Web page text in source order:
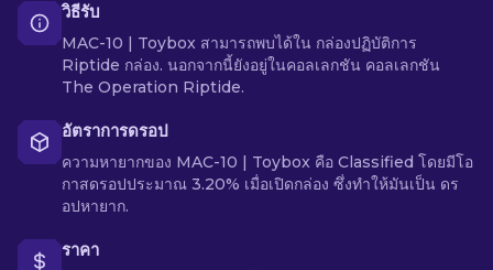
วิธีรับ
MAC-10 | Toybox สามารถพบได้ใน กล่องปฏิบัติการ
Riptide กล่อง. นอกจากนี้ยังอยู่ในคอลเลกชัน คอลเลกชัน
The Operation Riptide.
อัตราการดรอป
ความหายากของ MAC-10 | Toybox คือ Classified โดยมีโอ
กาสดรอปประมาณ 3.20% เมื่อเปิดกล่อง ซึ่งทำให้มันเป็น ดร
อปหายาก.
ราคา